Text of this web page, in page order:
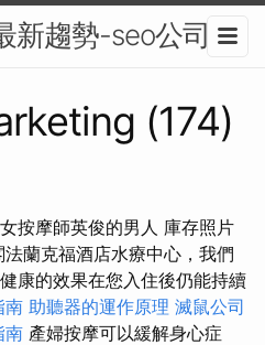
新趨勢-seo公司
(174)
按摩師英俊的男人 庫存照片
蘭克福酒店水療中心，我們
康的效果在您入住後仍能持續
南 助聽器的運作原理 滅鼠公司
南 產婦按摩可以緩解身心症